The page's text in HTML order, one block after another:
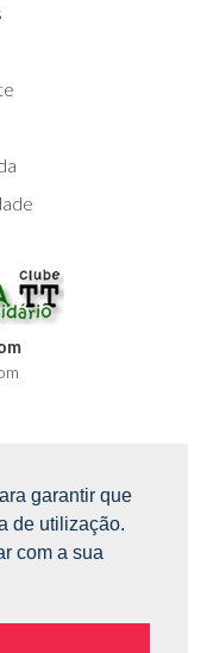
garantir que
de utilização.
com a sua
reservados